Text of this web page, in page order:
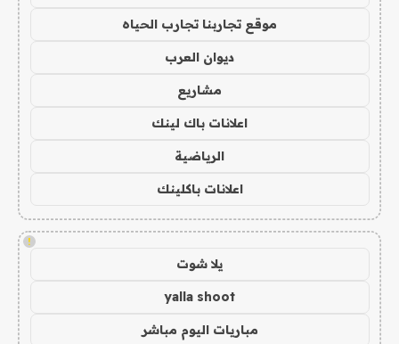
موقع تجاربنا تجارب الحياه
ديوان العرب
مشاريع
اعلانات باك لينك
الرياضية
اعلانات باكلينك
!
يلا شوت
yalla shoot
مباريات اليوم مباشر